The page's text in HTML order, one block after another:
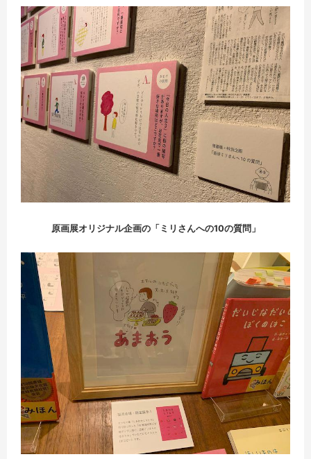
原画展オリジナル企画の「ミリさんへの10の質問」